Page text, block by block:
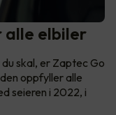
alle elbiler
skal, er Zaptec Go
oppfyller alle
seieren i 2022, i